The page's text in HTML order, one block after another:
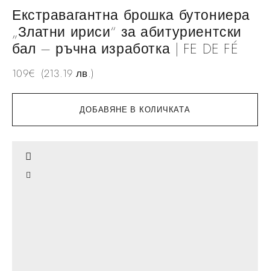
ДОБАВЯНЕ В КОЛИЧКАТА
Екстравагантна брошка бутониера
„Златни ириси“ за абитуриентски
бал – ръчна изработка | FE DE FÉ
109€ (213.19 лв.)